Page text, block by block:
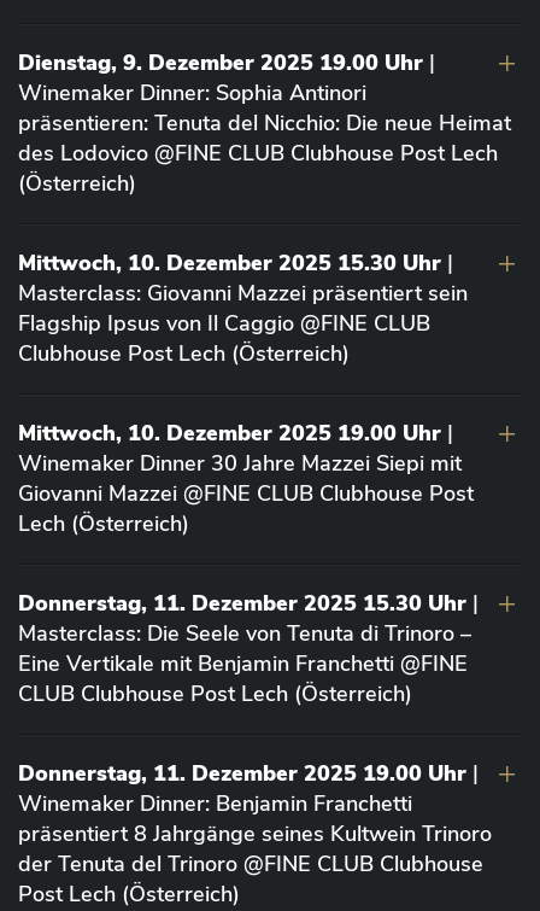
Dienstag, 9. Dezember 2025 19.00 Uhr |
Winemaker Dinner: Sophia Antinori
präsentieren: Tenuta del Nicchio: Die neue Heimat
des Lodovico @FINE CLUB Clubhouse Post Lech
(Österreich)
Mittwoch, 10. Dezember 2025 15.30 Uhr |
Masterclass: Giovanni Mazzei präsentiert sein
Flagship Ipsus von Il Caggio @FINE CLUB
Clubhouse Post Lech (Österreich)
Mittwoch, 10. Dezember 2025 19.00 Uhr |
Winemaker Dinner 30 Jahre Mazzei Siepi mit
Giovanni Mazzei @FINE CLUB Clubhouse Post
Lech (Österreich)
Donnerstag, 11. Dezember 2025 15.30 Uhr |
Masterclass: Die Seele von Tenuta di Trinoro –
Eine Vertikale mit Benjamin Franchetti @FINE
CLUB Clubhouse Post Lech (Österreich)
Donnerstag, 11. Dezember 2025 19.00 Uhr |
Winemaker Dinner: Benjamin Franchetti
präsentiert 8 Jahrgänge seines Kultwein Trinoro
der Tenuta del Trinoro @FINE CLUB Clubhouse
Post Lech (Österreich)